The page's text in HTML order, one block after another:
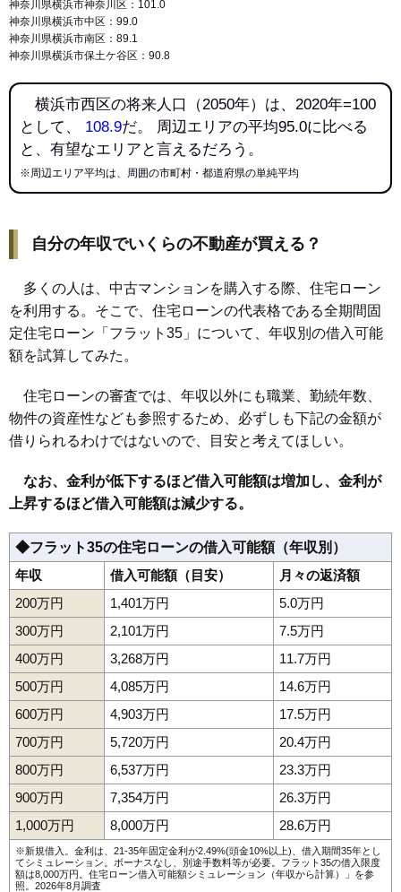
神奈川県横浜市神奈川区：101.0
神奈川県横浜市中区：99.0
神奈川県横浜市南区：89.1
神奈川県横浜市保土ケ谷区：90.8
横浜市西区の将来人口（2050年）は、2020年=100
として、 108.9だ。 周辺エリアの平均95.0に比べる
と、有望なエリアと言えるだろう。
※周辺エリア平均は、周囲の市町村・都道府県の単純平均
自分の年収でいくらの不動産が買える？
多くの人は、中古マンションを購入する際、住宅ローン
を利用する。そこで、住宅ローンの代表格である全期間固
定住宅ローン「フラット35」について、年収別の借入可能
額を試算してみた。
住宅ローンの審査では、年収以外にも職業、勤続年数、
物件の資産性なども参照するため、必ずしも下記の金額が
借りられるわけではないので、目安と考えてほしい。
なお、金利が低下するほど借入可能額は増加し、金利が
上昇するほど借入可能額は減少する。
◆フラット35の住宅ローンの借入可能額（年収別）
年収
借入可能額（目安）
月々の返済額
200万円
1,401万円
5.0万円
300万円
2,101万円
7.5万円
400万円
3,268万円
11.7万円
500万円
4,085万円
14.6万円
600万円
4,903万円
17.5万円
700万円
5,720万円
20.4万円
800万円
6,537万円
23.3万円
900万円
7,354万円
26.3万円
1,000万円
8,000万円 28.6万円
※新規借入。金利は、21-35年固定金利が2.49%(頭金10%以上)、借入期間35年とし
てシミュレーション。ボーナスなし、別途手数料等が必要。フラット35の借入限度
額は8,000万円。 住宅ローン借入可能額シミュレーション（年収から計算）
」を参
照。2026年8月調査